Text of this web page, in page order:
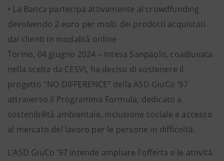
• La Banca partecipa attivamente al crowdfunding
devolvendo 2 euro per molti dei prodotti acquistati
dai clienti in modalità online
Torino, 04 giugno 2024 – Intesa Sanpaolo, coadiuvata
nella scelta da CESVI, ha deciso di sostenere il
progetto “NO DIFFERENCE” della ASD GiuCo ‘97
attraverso il Programma Formula, dedicato a
sostenibilità ambientale, inclusione sociale e accesso
al mercato del lavoro per le persone in difficoltà.
L’ASD GiuCo ’97 intende ampliare l'offerta e le attività